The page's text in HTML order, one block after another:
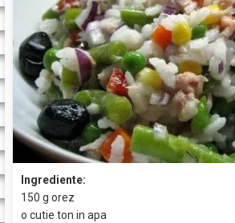
Ingrediente:
150 g orez
o cutie ton in apa